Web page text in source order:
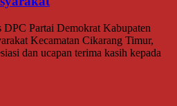
Partai Demokrat Kabupaten
Kecamatan Cikarang Timur,
dan ucapan terima kasih kepada